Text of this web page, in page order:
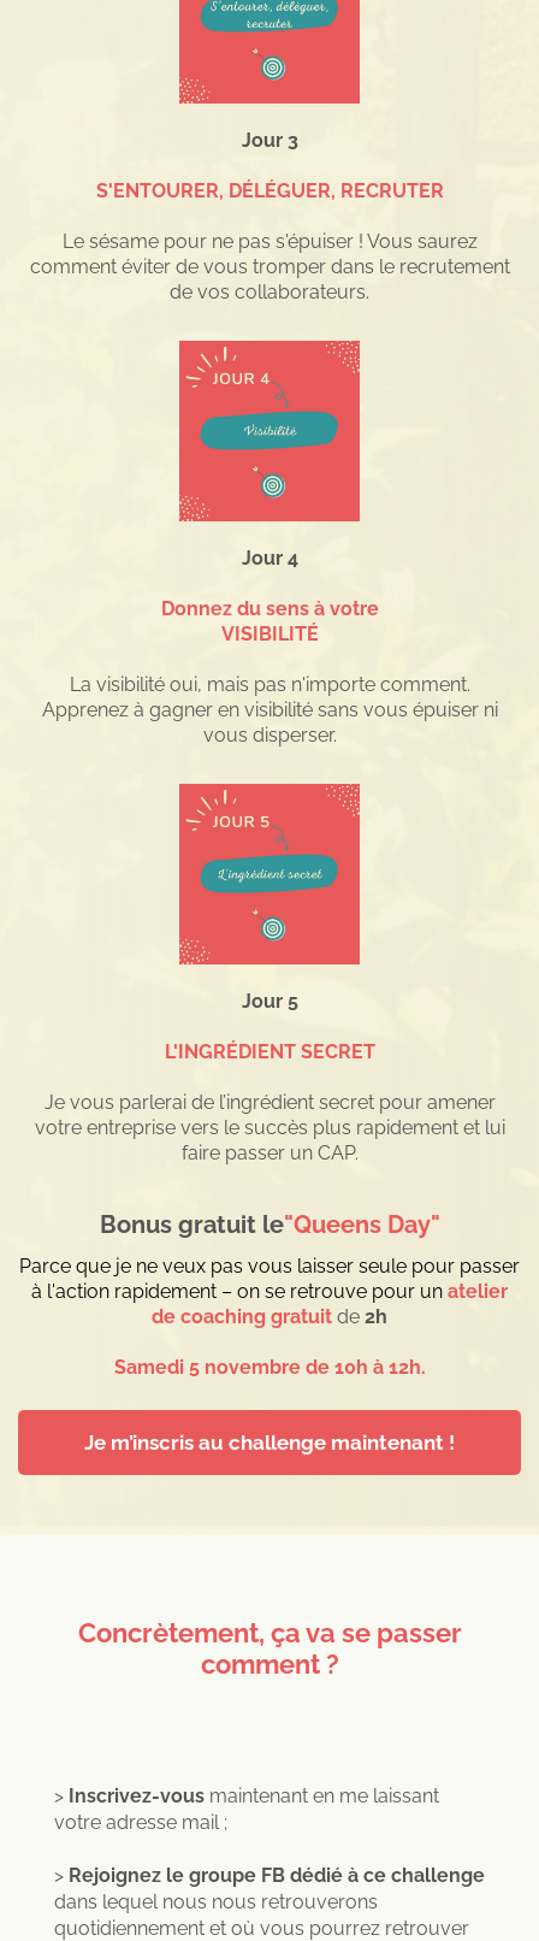
Jour 3
S'ENTOURER, DÉLÉGUER, RECRUTER
Le sésame pour ne pas s'épuiser ! Vous saurez
comment éviter de vous tromper dans le recrutement
de vos collaborateurs.
Jour 4
Donnez du sens à votre
VISIBILITÉ
La visibilité oui, mais pas n'importe comment.
Apprenez à gagner en visibilité sans vous épuiser ni
vous disperser.
Jour 5
L'INGRÉDIENT SECRET
Je vous parlerai de l’ingrédient secret pour amener
votre entreprise vers le succès plus rapidement et lui
faire passer un CAP.
Bonus gratuit le"Queens Day"
Parce que je ne veux pas vous laisser seule pour passer
à l'action rapidement – on se retrouve pour un atelier
de coaching gratuit de 2h
Samedi 5 novembre de 10h à 12h.
Je m’inscris au challenge maintenant !
Concrètement, ça va se passer
comment ?
> Inscrivez-vous maintenant en me laissant
votre adresse mail ;
> Rejoignez le groupe FB dédié à ce challenge
dans lequel nous nous retrouverons
quotidiennement et où vous pourrez retrouver